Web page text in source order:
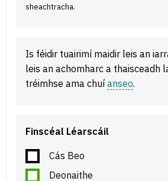
sheachtracha.
Is féidir tuairimí maidir leis an
leis an achomharc a thaisceadh
tréimhse ama chuí anseo.
Finscéal Léarscáil
Cás Beo
Deonaithe